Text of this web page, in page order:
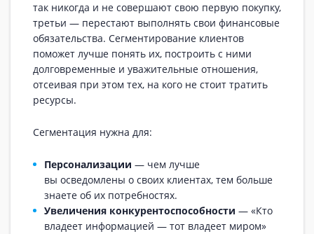
так никогда и не совершают свою первую покупку,
третьи — перестают выполнять свои финансовые
обязательства. Сегментирование клиентов
поможет лучше понять их, построить с ними
долговременные и уважительные отношения,
отсеивая при этом тех, на кого не стоит тратить
ресурсы.
Сегментация нужна для:
Персонализации — чем лучше
вы осведомлены о своих клиентах, тем больше
знаете об их потребностях.
Увеличения конкурентоспособности — «Кто
владеет информацией — тот владеет миром»